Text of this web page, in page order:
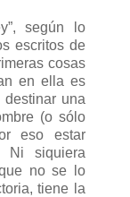
según lo
escritos de
cosas
en ella es
una
(o sólo
eso estar
Ni siquiera
no se lo
tiene la